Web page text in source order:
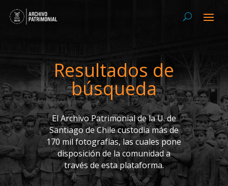
Resultados de
búsqueda
El Archivo Patrimonial de la U. de
Santiago de Chile custodia más de
170 mil fotografías, las cuales pone
disposición de la comunidad a
través de esta plataforma.